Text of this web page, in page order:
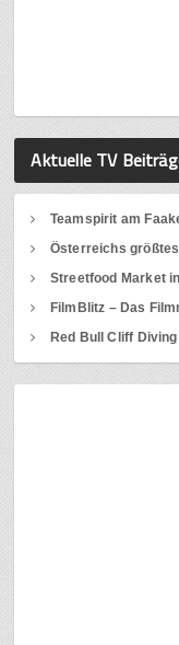
Aktuelle TV
Teamspirit am
Österreichs
Streetfood Market
FilmBlitz – Das
Red Bull Cliff